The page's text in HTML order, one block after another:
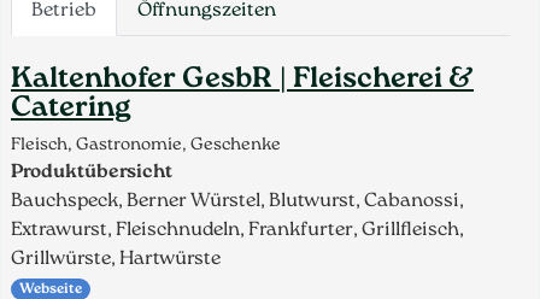
Betrieb Öffnungszeiten
Kaltenhofer GesbR | Fleischerei &
Catering
Fleisch, Gastronomie, Geschenke
Produktübersicht
Bauchspeck, Berner Würstel, Blutwurst, Cabanossi,
Extrawurst, Fleischnudeln, Frankfurter, Grillfleisch,
Grillwürste, Hartwürste
Webseite